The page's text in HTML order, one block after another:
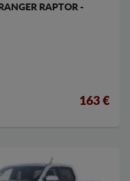
RAPTOR -
163 €